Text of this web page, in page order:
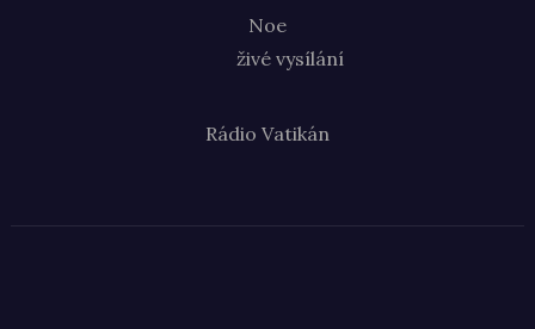
Noe
živé vysílání
Rádio Vatikán